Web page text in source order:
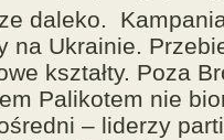
daleko.
na Ukrainie.
kształty. Poza
Palikotem nie
– liderzy